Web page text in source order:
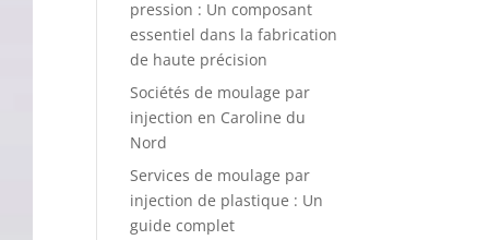
pression : Un composant
essentiel dans la fabrication
de haute précision
Sociétés de moulage par
injection en Caroline du
Nord
Services de moulage par
injection de plastique : Un
guide complet